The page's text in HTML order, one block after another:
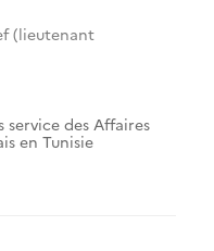
(lieutenant
service des Affaires
en Tunisie